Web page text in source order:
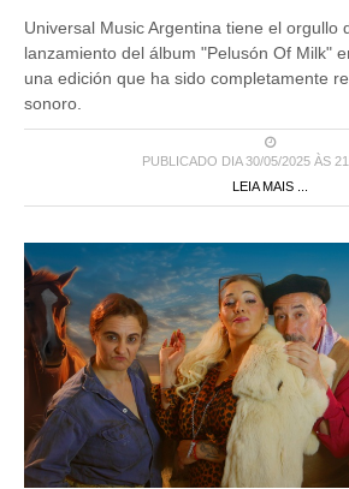
Universal Music Argentina tiene el orgullo
lanzamiento del álbum "Pelusón Of Milk"
una edición que ha sido completamente
sonoro.
PUBLICADO DIA 30/05/2025 ÀS
LEIA MAIS ...